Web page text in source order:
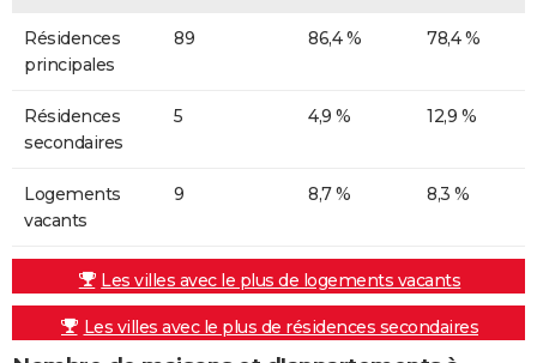
Résidences
principales
89 86,4 % 78,4 %
Résidences
secondaires
5 4,9 % 12,9 %
Logements
vacants
9 8,7 % 8,3 %
Les villes avec le plus de logements vacants
Les villes avec le plus de résidences secondaires